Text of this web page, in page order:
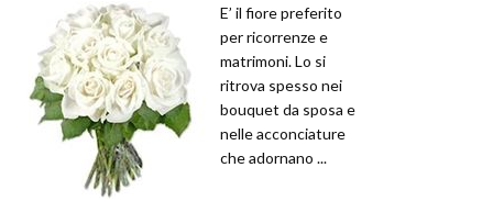
E’ il fiore preferito
per ricorrenze e
matrimoni. Lo si
ritrova spesso nei
bouquet da sposa e
nelle acconciature
che adornano ...